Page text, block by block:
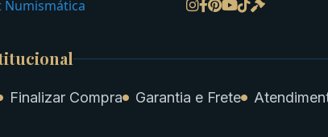
Finalizar Compra Garantia e Frete